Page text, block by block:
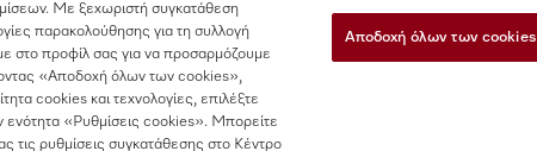
Με ξεχωριστή συγκατάθεση
παρακολούθησης για τη συλλογή
στο προφίλ σας για να προσαρμόζουμε
«Αποδοχή όλων των cookies»,
cookies και τεχνολογίες, επιλέξτε
«Ρυθμίσεις cookies». Μπορείτε
τις ρυθμίσεις συγκατάθεσης στο Κέντρο
Αποδοχή όλων των cookies